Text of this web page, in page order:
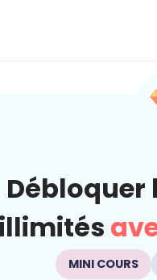
Débloquer
illimités
MINI COURS